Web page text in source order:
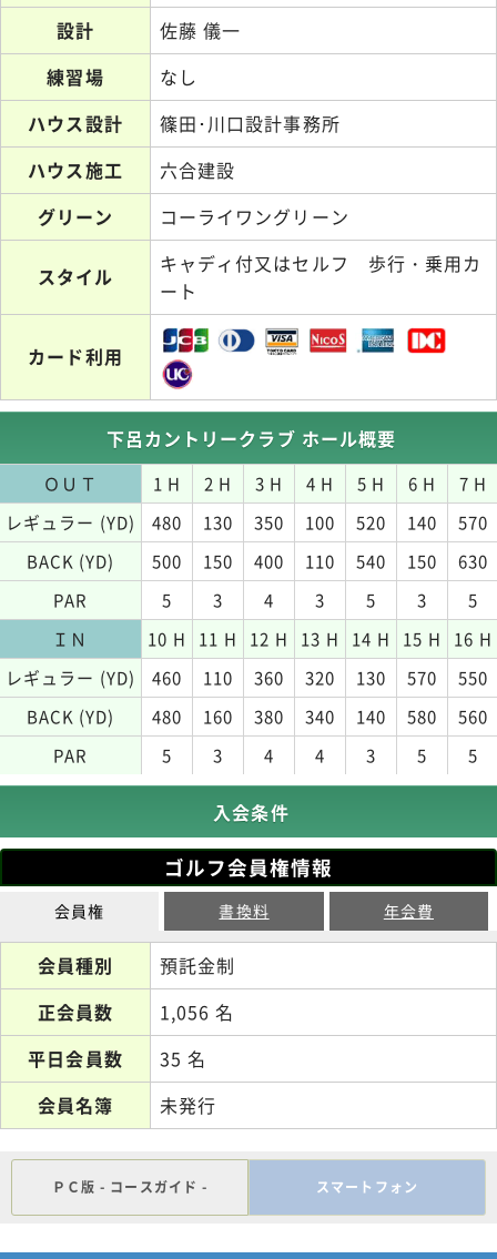
設計
佐藤 儀一
練習場
なし
ハウス設計
篠田･川口設計事務所
ハウス施工
六合建設
グリーン
コーライワングリーン
スタイル
キャディ付又はセルフ 歩行・乗用カ
ート
カード利用
下呂カントリークラブ ホール概要
ＯＵＴ 1 H 2 H 3 H 4 H 5 H 6 H
7 H
レギュラー (YD)
480 130 350 100 520 140
570
BACK (YD)
500 150 400 110 540 150
630
PAR
5 3 4 3 5 3
5
ＩＮ
10 H 11 H 12 H 13 H 14 H 15 H
16 H
レギュラー (YD)
460 110 360 320 130 570
550
BACK (YD)
480 160 380 340 140 580
560
PAR
5 3 4 4 3 5 5
入会条件
ゴルフ会員権情報
会員権 書換料 年会費
会員種別
預託金制
正会員数
1,056 名
平日会員数
35 名
会員名簿
未発行
ＰＣ版 - コースガイド - スマートフォン